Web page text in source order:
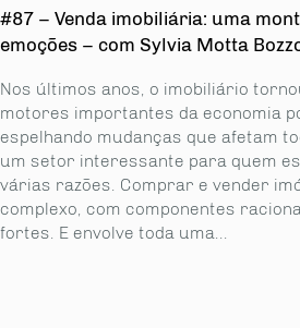
#87 – Venda imobiliária: uma
emoções – com Sylvia Motta
Nos últimos anos, o imobiliário
motores importantes da economia
espelhando mudanças que afetam
um setor interessante para quem
várias razões. Comprar e vender
complexo, com componentes
fortes. E envolve toda uma...